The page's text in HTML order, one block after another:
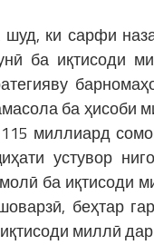
шуд, ки сарфи
ба иқтисоди
ба ҳисоби
миллиард
устувор
ба иқтисоди
беҳтар
миллӣ